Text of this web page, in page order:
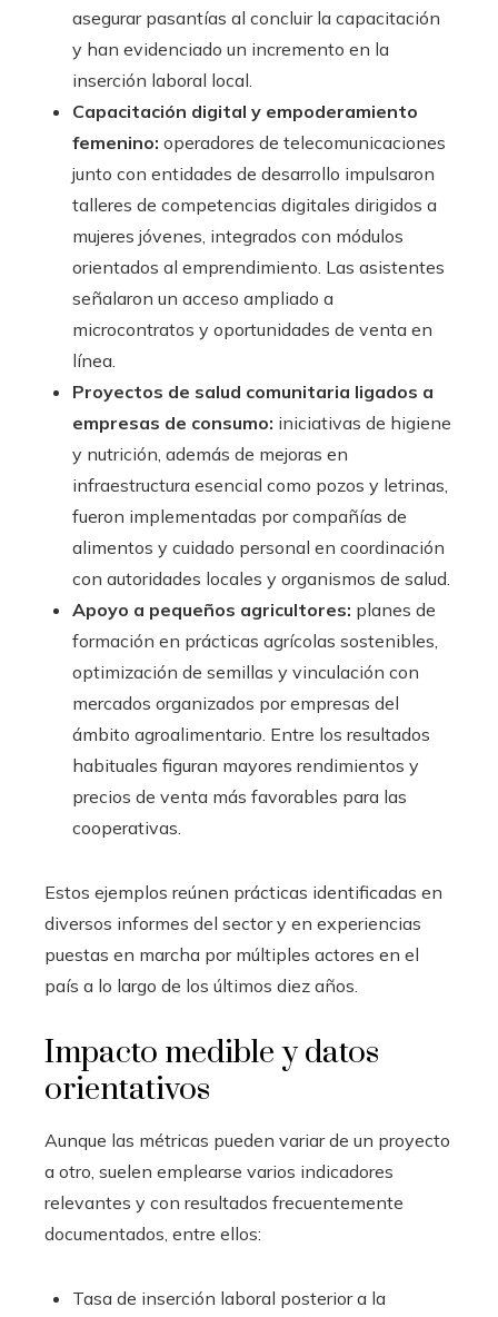
asegurar pasantías al concluir la capacitación
y han evidenciado un incremento en la
inserción laboral local.
Capacitación digital y empoderamiento
femenino: operadores de telecomunicaciones
junto con entidades de desarrollo impulsaron
talleres de competencias digitales dirigidos a
mujeres jóvenes, integrados con módulos
orientados al emprendimiento. Las asistentes
señalaron un acceso ampliado a
microcontratos y oportunidades de venta en
línea.
Proyectos de salud comunitaria ligados a
empresas de consumo: iniciativas de higiene
y nutrición, además de mejoras en
infraestructura esencial como pozos y letrinas,
fueron implementadas por compañías de
alimentos y cuidado personal en coordinación
con autoridades locales y organismos de salud.
Apoyo a pequeños agricultores: planes de
formación en prácticas agrícolas sostenibles,
optimización de semillas y vinculación con
mercados organizados por empresas del
ámbito agroalimentario. Entre los resultados
habituales figuran mayores rendimientos y
precios de venta más favorables para las
cooperativas.
Estos ejemplos reúnen prácticas identificadas en
diversos informes del sector y en experiencias
puestas en marcha por múltiples actores en el
país a lo largo de los últimos diez años.
Impacto medible y datos
orientativos
Aunque las métricas pueden variar de un proyecto
a otro, suelen emplearse varios indicadores
relevantes y con resultados frecuentemente
documentados, entre ellos:
Tasa de inserción laboral posterior a la